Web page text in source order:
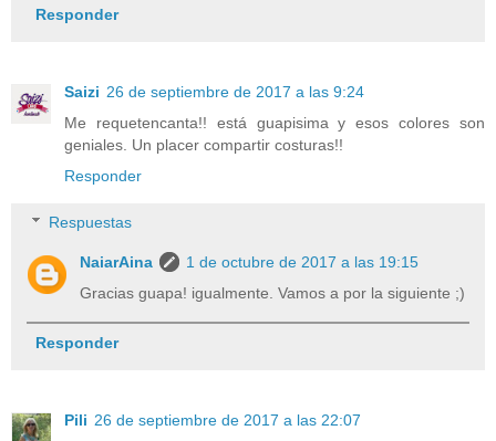
Responder
Saizi 26 de septiembre de 2017 a las 9:24
Me requetencanta!! está guapisima y esos colores son
geniales. Un placer compartir costuras!!
Responder
Respuestas
NaiarAina
1 de octubre de 2017 a las 19:15
Gracias guapa! igualmente. Vamos a por la siguiente ;)
Responder
Pili 26 de septiembre de 2017 a las 22:07